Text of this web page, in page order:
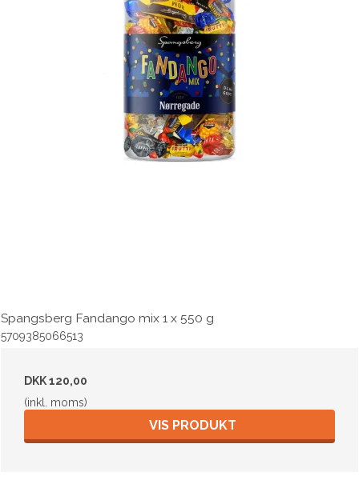
Spangsberg Fandango mix 1 x 550 g
5709385066513
DKK 120,00
(inkl. moms)
VIS PRODUKT